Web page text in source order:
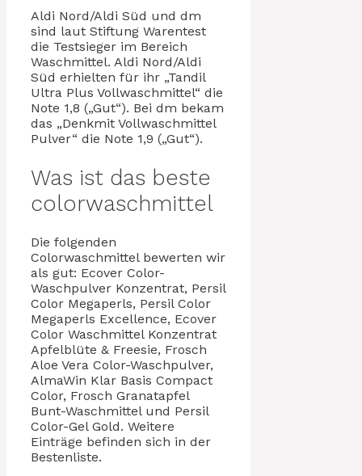
Aldi Nord/Aldi Süd und dm
sind laut Stiftung Warentest
die Testsieger im Bereich
Waschmittel. Aldi Nord/Aldi
Süd erhielten für ihr „Tandil
Ultra Plus Vollwaschmittel“ die
Note 1,8 („Gut“). Bei dm bekam
das „Denkmit Vollwaschmittel
Pulver“ die Note 1,9 („Gut“).
Was ist das beste
colorwaschmittel
Die folgenden
Colorwaschmittel bewerten wir
als gut: Ecover Color-
Waschpulver Konzentrat, Persil
Color Megaperls, Persil Color
Megaperls Excellence, Ecover
Color Waschmittel Konzentrat
Apfelblüte & Freesie, Frosch
Aloe Vera Color-Waschpulver,
AlmaWin Klar Basis Compact
Color, Frosch Granatapfel
Bunt-Waschmittel und Persil
Color-Gel Gold. Weitere
Einträge befinden sich in der
Bestenliste.